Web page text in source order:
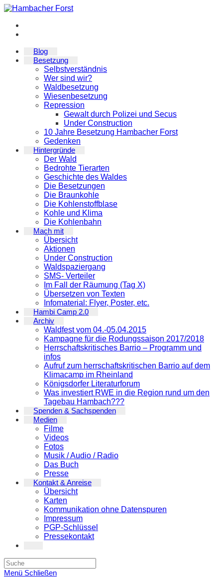
Zum
springen
Blog
Besetzung
Selbstverständnis
Wer sind wir?
Waldbesetzung
Wiesenbesetzung
Repression
Gewalt durch Polizei und Secus
Under Construction
10 Jahre Besetzung Hambacher Forst
Gedenken
Hintergründe
Der Wald
Bedrohte Tierarten
Geschichte des Waldes
Die Besetzungen
Die Braunkohle
Die Kohlenstoffblase
Kohle und Klima
Die Kohlenbahn
Mach mit
Übersicht
Aktionen
Under Construction
Waldspaziergang
SMS- Verteiler
Im Fall der Räumung (Tag X)
Übersetzen von Texten
Infomaterial: Flyer, Poster, etc.
Hambi Camp 2.0
Archiv
Waldfest vom 04.-05.04.2015
Kampagne für die Rodungssaison 2017/2018
Herrschaftskritisches Barrio – Programm und
infos
Aufruf zum herrschaftskritischen Barrio auf dem
Klimacamp im Rheinland
Königsdorfer Literaturforum
Was investiert RWE in die Region rund um den
Tagebau Hambach???
Spenden & Sachspenden
Medien
Filme
Videos
Fotos
Musik / Audio / Radio
Das Buch
Presse
Kontakt & Anreise
Übersicht
Karten
Kommunikation ohne Datenspuren
Impressum
PGP-Schlüssel
Pressekontakt
Search
this
Menü Schließen